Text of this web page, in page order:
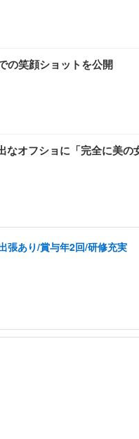
の笑顔ショットを公開
オフショに「完全に美の
張あり/賞与年2回/研修充実